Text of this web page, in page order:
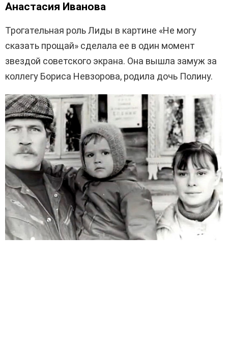
Анастасия Иванова
Трогательная роль Лиды в картине «Не могу
сказать прощай» сделала ее в один момент
звездой советского экрана. Она вышла замуж за
коллегу Бориса Невзорова, родила дочь Полину.